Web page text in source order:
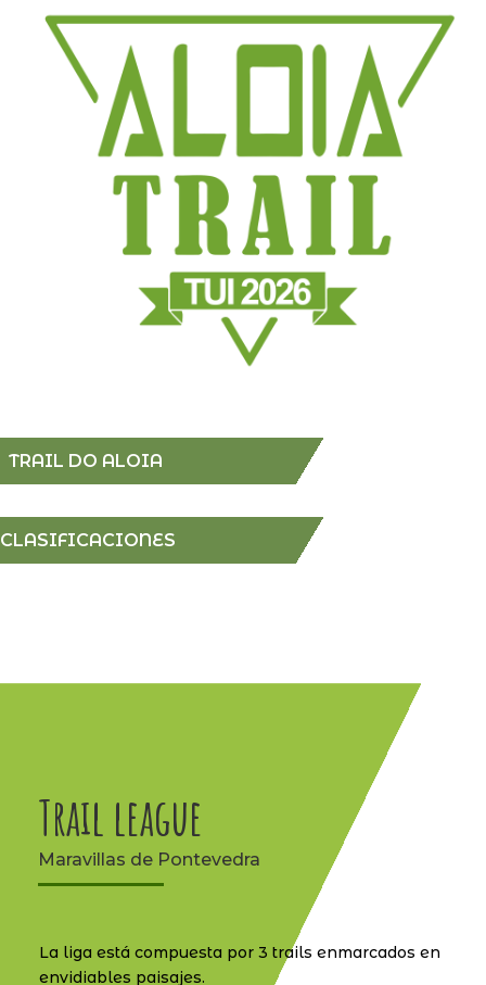
TRAIL DO ALOIA
CLASIFICACIONES
Trail league
Maravillas de Pontevedra
La liga está compuesta por 3 trails enmarcados en
envidiables paisajes.